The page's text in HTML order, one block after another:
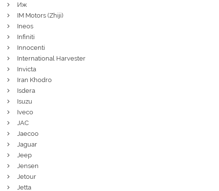
Иж
IM Motors (Zhiji)
Ineos
Infiniti
Innocenti
International Harvester
Invicta
Iran Khodro
Isdera
Isuzu
Iveco
JAC
Jaecoo
Jaguar
Jeep
Jensen
Jetour
Jetta